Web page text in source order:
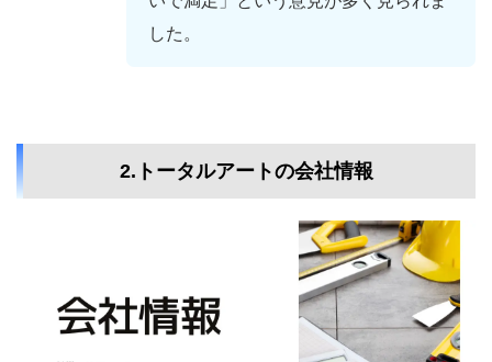
した。
2.トータルアートの会社情報